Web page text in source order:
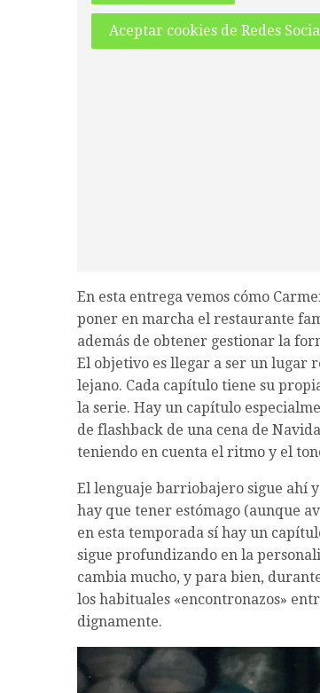
Aceptar cookies de Redes
En esta entrega vemos cómo
poner en marcha el restaurante
además de obtener gestionar la
El objetivo es llegar a ser un lugar
lejano. Cada capítulo tiene su
la serie. Hay un capítulo
de flashback de una cena de
teniendo en cuenta el ritmo y el
El lenguaje barriobajero sigue ahí
hay que tener estómago (aunque
en esta temporada sí hay un
sigue profundizando en la
cambia mucho, y para bien,
los habituales «encontronazos»
dignamente.